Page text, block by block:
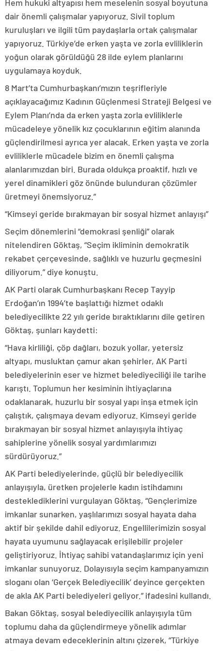
Hem hukuki altyapısı hem meselenin sosyal boyutuna
dair önemli çalışmalar yapıyoruz. Sivil toplum
kuruluşları ve ilgili tüm paydaşlarla ortak çalışmalar
yapıyoruz. Türkiye’de erken yaşta ve zorla evliliklerin
yoğun olarak görüldüğü 28 ilde eylem planlarını
uygulamaya koyduk.
8 Mart’ta Cumhurbaşkanı’mızın teşrifleriyle
açıklayacağımız Kadının Güçlenmesi Strateji Belgesi ve
Eylem Planı’nda da erken yaşta zorla evliliklerle
mücadeleye yönelik kız çocuklarının eğitim alanında
güçlendirilmesi ayrıca yer alacak. Erken yaşta ve zorla
evliliklerle mücadele bizim en önemli çalışma
alanlarımızdan biri. Burada oldukça proaktif, hızlı ve
yerel dinamikleri göz önünde bulunduran çözümler
üretmeyi önemsiyoruz.”
“Kimseyi geride bırakmayan bir sosyal hizmet anlayışı”
Seçim dönemlerini “demokrasi şenliği” olarak
nitelendiren Göktaş, “Seçim ikliminin demokratik
rekabet çerçevesinde, sağlıklı ve huzurlu geçmesini
diliyorum.” diye konuştu.
AK Parti olarak Cumhurbaşkanı Recep Tayyip
Erdoğan’ın 1994’te başlattığı hizmet odaklı
belediyecilikte 22 yılı geride bıraktıklarını dile getiren
Göktaş, şunları kaydetti:
“Hava kirliliği, çöp dağları, bozuk yollar, yetersiz
altyapı, musluktan çamur akan şehirler, AK Parti
belediyelerinin eser ve hizmet belediyeciliği ile tarihe
karıştı. Toplumun her kesiminin ihtiyaçlarına
odaklanarak, huzurlu bir sosyal yapı inşa etmek için
çalıştık, çalışmaya devam ediyoruz. Kimseyi geride
bırakmayan bir sosyal hizmet anlayışıyla ihtiyaç
sahiplerine yönelik sosyal yardımlarımızı
sürdürüyoruz.”
AK Parti belediyelerinde, güçlü bir belediyecilik
anlayışıyla, üretken projelerle kadın istihdamını
desteklediklerini vurgulayan Göktaş, “Gençlerimize
imkanlar sunarken, yaşlılarımızı sosyal hayata daha
aktif bir şekilde dahil ediyoruz. Engellilerimizin sosyal
hayata uyumunu sağlayacak erişilebilir projeler
geliştiriyoruz. İhtiyaç sahibi vatandaşlarımız için yeni
imkanlar sunuyoruz. Dolayısıyla seçim kampanyamızın
sloganı olan ‘Gerçek Belediyecilik’ deyince gerçekten
de akla AK Parti belediyeleri geliyor.” ifadesini kullandı.
Bakan Göktaş, sosyal belediyecilik anlayışıyla tüm
toplumu daha da güçlendirmeye yönelik adımlar
atmaya devam edeceklerinin altını çizerek, “Türkiye